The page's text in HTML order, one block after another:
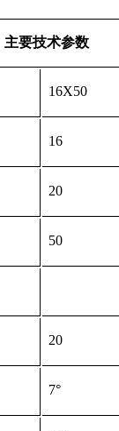
主要技术参数
16X50
16
20
50
20
7°